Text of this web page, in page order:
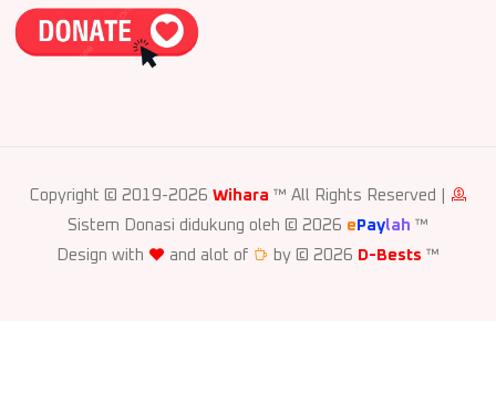
Copyright © 2019-2026 Wihara ™ All Rights Reserved |
Sistem Donasi didukung oleh © 2026 ePaylah ™
Design with
and alot of by © 2026 D-Bests ™